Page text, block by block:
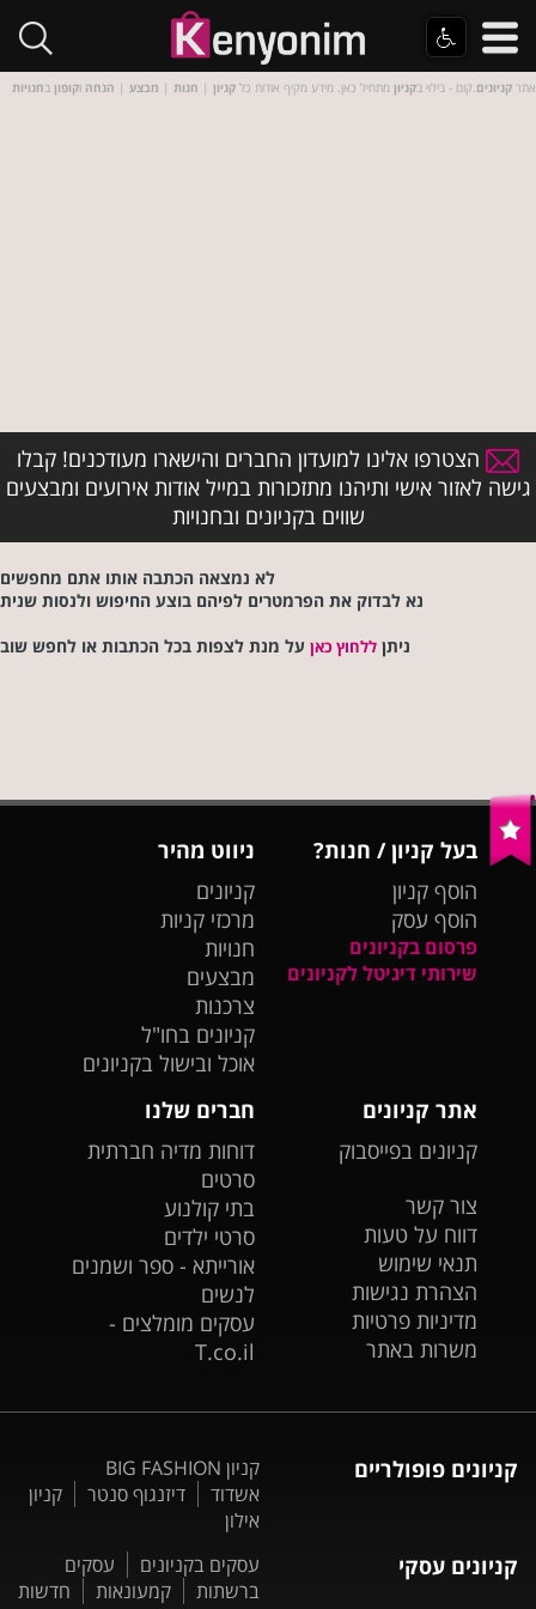
אתר קניונים.קום - בילוי בקניון מתחיל כאן. מידע מקיף אודות כל קניון | חנות | מבצע | הנחה וקופון בחנויות
הצטרפו אלינו למועדון החברים והישארו מעודכנים! קבלו
גישה לאזור אישי ותיהנו מתזכורות במייל אודות אירועים ומבצעים
שווים בקניונים ובחנויות
לא נמצאה הכתבה אותו אתם מחפשים
נא לבדוק את הפרמטרים לפיהם בוצע החיפוש ולנסות שנית
ניתן ללחוץ כאן על מנת לצפות בכל הכתבות או לחפש שוב
בעל קניון / חנות?
הוסף קניון
הוסף עסק
פרסום בקניונים
שירותי דיגיטל לקניונים
ניווט מהיר
קניונים
מרכזי קניות
חנויות
מבצעים
צרכנות
קניונים בחו"ל
אוכל ובישול בקניונים
אתר קניונים
קניונים בפייסבוק
צור קשר
דווח על טעות
תנאי שימוש
הצהרת נגישות
מדיניות פרטיות
משרות באתר
חברים שלנו
דוחות מדיה חברתית
סרטים
בתי קולנוע
סרטי ילדים
אורייתא - ספר ושמנים
לנשים
עסקים מומלצים -
T.co.il
קניונים פופולריים
קניון BIG FASHION
אשדוד
דיזנגוף סנטר
קניון
אילון
קניונים עסקי עסקים בקניונים
עסקים
ברשתות
קמעונאות
חדשות